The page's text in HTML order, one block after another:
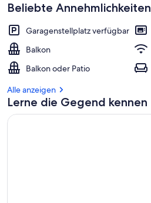
Beliebte Annehmlichkeiten
Garagenstellplatz verfügbar
Balkon
Balkon oder Patio
Alle anzeigen
Lerne die Gegend kennen